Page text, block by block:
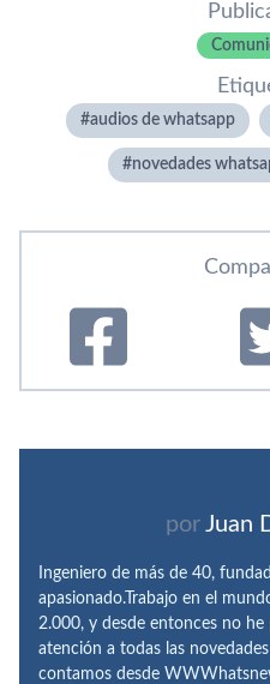
audios de whatsapp
novedades
por Juan
Ingeniero de más de 40,
apasionado.Trabajo en el
2.000, y desde entonces no
atención a todas las
contamos desde